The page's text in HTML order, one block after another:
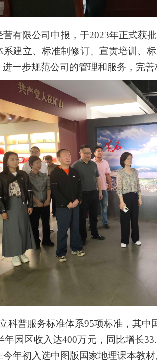
有限公司申报，于2023年正式获
建立、标准制修订、宣贯培训、
一步规范公司的管理和服务，完善
科普服务标准体系95项标准，其
园区收入达400万元，同比增长
年初入选中图版国家地理课本教材